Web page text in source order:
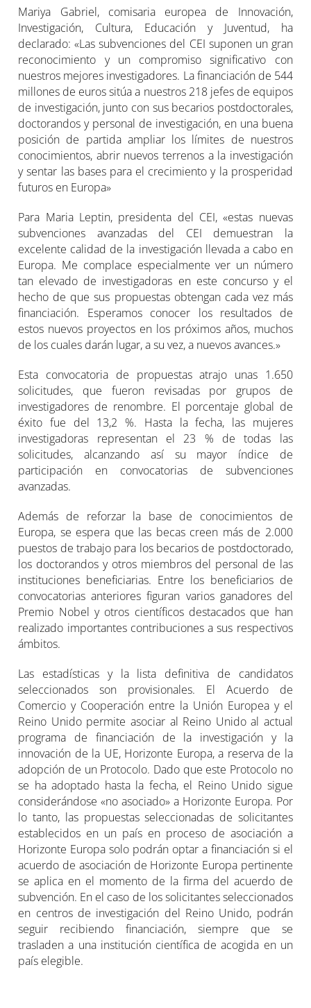
Mariya Gabriel, comisaria europea de Innovación,
Investigación, Cultura, Educación y Juventud, ha
declarado: «Las subvenciones del CEI suponen un gran
reconocimiento y un compromiso significativo con
nuestros mejores investigadores. La financiación de 544
millones de euros sitúa a nuestros 218 jefes de equipos
de investigación, junto con sus becarios postdoctorales,
doctorandos y personal de investigación, en una buena
posición de partida ampliar los límites de nuestros
conocimientos, abrir nuevos terrenos a la investigación
y sentar las bases para el crecimiento y la prosperidad
futuros en Europa»
Para Maria Leptin, presidenta del CEI, «estas nuevas
subvenciones avanzadas del CEI demuestran la
excelente calidad de la investigación llevada a cabo en
Europa. Me complace especialmente ver un número
tan elevado de investigadoras en este concurso y el
hecho de que sus propuestas obtengan cada vez más
financiación. Esperamos conocer los resultados de
estos nuevos proyectos en los próximos años, muchos
de los cuales darán lugar, a su vez, a nuevos avances.»
Esta convocatoria de propuestas atrajo unas 1.650
solicitudes, que fueron revisadas por grupos de
investigadores de renombre. El porcentaje global de
éxito fue del 13,2 %. Hasta la fecha, las mujeres
investigadoras representan el 23 % de todas las
solicitudes, alcanzando así su mayor índice de
participación en convocatorias de subvenciones
avanzadas.
Además de reforzar la base de conocimientos de
Europa, se espera que las becas creen más de 2.000
puestos de trabajo para los becarios de postdoctorado,
los doctorandos y otros miembros del personal de las
instituciones beneficiarias. Entre los beneficiarios de
convocatorias anteriores figuran varios ganadores del
Premio Nobel y otros científicos destacados que han
realizado importantes contribuciones a sus respectivos
ámbitos.
Las estadísticas y la lista definitiva de candidatos
seleccionados son provisionales. El Acuerdo de
Comercio y Cooperación entre la Unión Europea y el
Reino Unido permite asociar al Reino Unido al actual
programa de financiación de la investigación y la
innovación de la UE, Horizonte Europa, a reserva de la
adopción de un Protocolo. Dado que este Protocolo no
se ha adoptado hasta la fecha, el Reino Unido sigue
considerándose «no asociado» a Horizonte Europa. Por
lo tanto, las propuestas seleccionadas de solicitantes
establecidos en un país en proceso de asociación a
Horizonte Europa solo podrán optar a financiación si el
acuerdo de asociación de Horizonte Europa pertinente
se aplica en el momento de la firma del acuerdo de
subvención. En el caso de los solicitantes seleccionados
en centros de investigación del Reino Unido, podrán
seguir recibiendo financiación, siempre que se
trasladen a una institución científica de acogida en un
país elegible.